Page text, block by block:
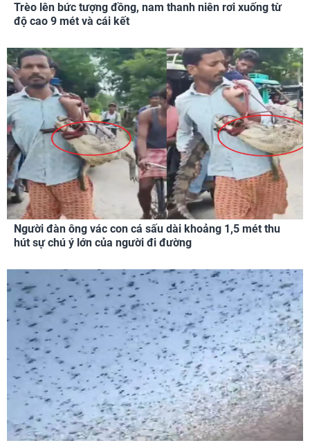
Trèo lên bức tượng đồng, nam thanh niên rơi xuống từ
độ cao 9 mét và cái kết
Người đàn ông vác con cá sấu dài khoảng 1,5 mét thu
hút sự chú ý lớn của người đi đường